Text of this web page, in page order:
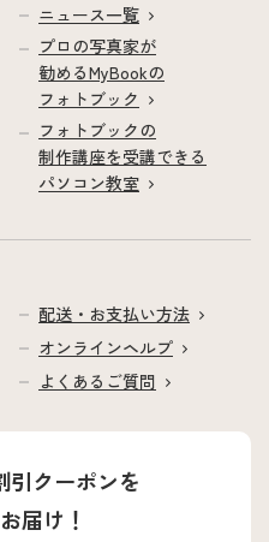
ニュース一覧
プロの写真家が
勧めるMyBookの
フォトブック
フォトブックの
制作講座を受講できる
パソコン教室
配送・お支払い方法
オンラインヘルプ
よくあるご質問
引クーポンを
届け！